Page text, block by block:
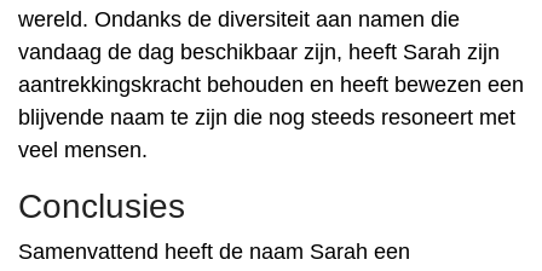
wereld. Ondanks de diversiteit aan namen die
vandaag de dag beschikbaar zijn, heeft Sarah zijn
aantrekkingskracht behouden en heeft bewezen een
blijvende naam te zijn die nog steeds resoneert met
veel mensen.
Conclusies
Samenvattend heeft de naam Sarah een